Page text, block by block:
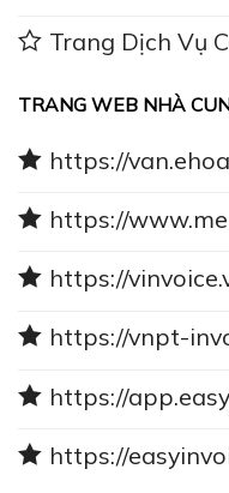
Trang Dịch Vụ
TRANG WEB NHÀ
https://
https://
https://
https://vnpt-
https://
https://